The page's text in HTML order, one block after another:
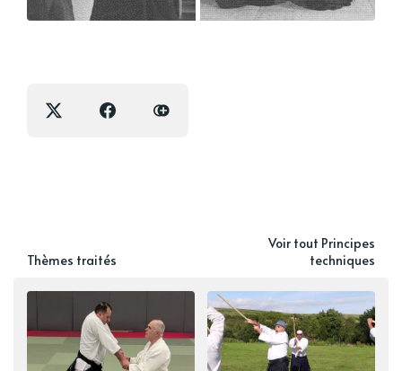
Thèmes traités
Voir tout Principes
techniques